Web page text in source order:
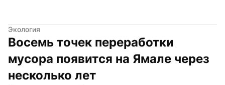
Экология
Восемь точек переработки
мусора появится на Ямале через
несколько лет